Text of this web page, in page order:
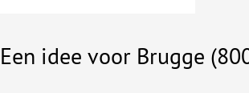
Een idee voor Brugge